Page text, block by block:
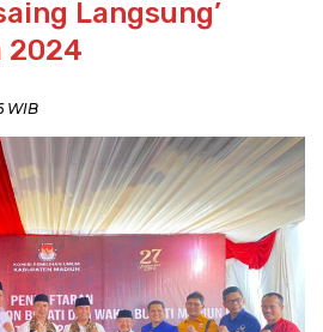
Langsung’
2024
WIB